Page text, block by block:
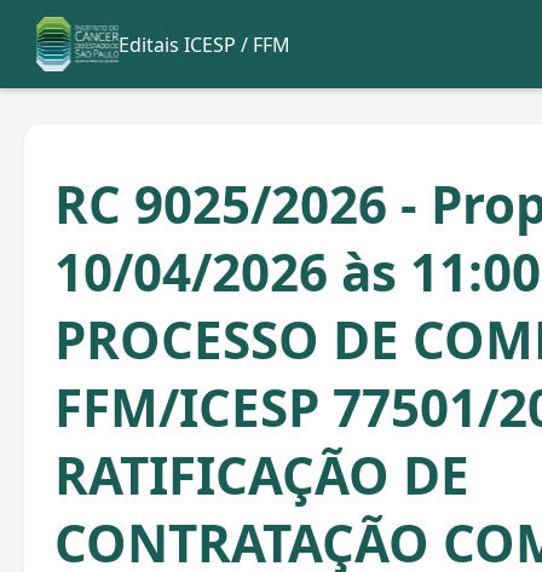
Editais ICESP / FFM
RC 9025/2026 -
10/04/2026 às
PROCESSO DE
FFM/ICESP 77501/
RATIFICAÇÃO DE
CONTRATAÇÃO